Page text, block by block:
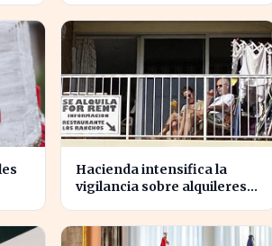
Hacienda intensifica la
vigilancia sobre alquileres